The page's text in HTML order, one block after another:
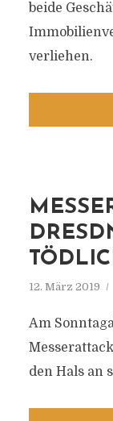
beide
verliehen.
12. März 2019
Am
den Hals an